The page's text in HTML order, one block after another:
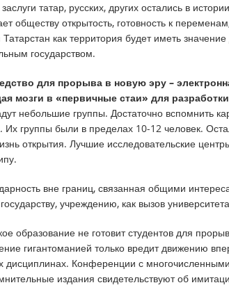
татар, русских, других остались в
обществу открытость, готовность к
как территория будет иметь
государством.
для прорыва в новую эру –
мозги в «первичные стаи» для
небольшие группы. Достаточно вспомнить
Их группы были в пределах 10-12 человек.
открытия. Лучшие исследовательские
вне границ, связанная общими
учреждению, как вызов
образование не готовит студентов для
гигантоманией только вредит движению
дисциплинах. Конференции с
издания свидетельствуют об